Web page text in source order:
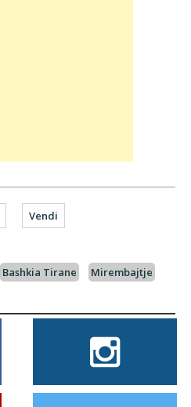
Vendi
Bashkia Tirane
Mirembajtje